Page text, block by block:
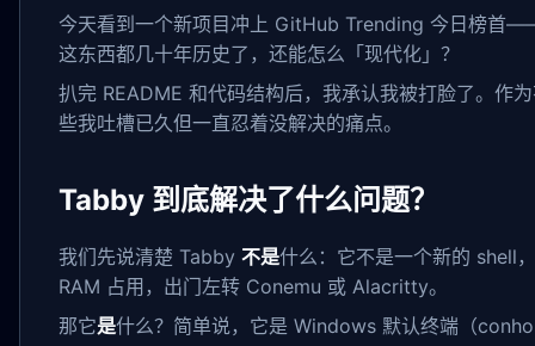
今天看到一个新项目冲上 GitHub Trending 今日榜首
这东西都几十年历史了，还能怎么「现代化」？
扒完 README 和代码结构后，我承认我被打脸了。作
些我吐槽已久但一直忍着没解决的痛点。
Tabby 到底解决了什么问题？
我们先说清楚 Tabby 不是什么：它不是一个新的 shell
RAM 占用，出门左转 Conemu 或 Alacritty。
那它是什么？简单说，它是 Windows 默认终端（